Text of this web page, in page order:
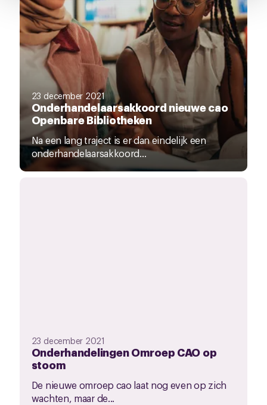
pagina.
23 december 2021
Onderhandelaarsakkoord nieuwe cao
Openbare Bibliotheken
Na een lang traject is er dan eindelijk een
onderhandelaarsakkoord...
23 december 2021
Onderhandelingen Omroep CAO op
stoom
De nieuwe omroep cao laat nog even op zich
wachten, maar de...